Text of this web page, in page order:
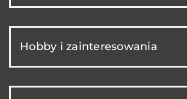
Hobby i zainteresowania